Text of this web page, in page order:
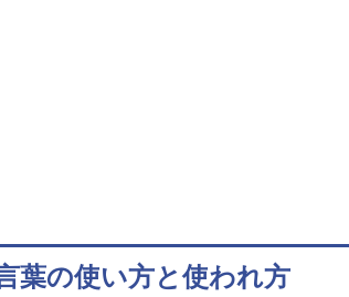
葉の使い方と使われ方